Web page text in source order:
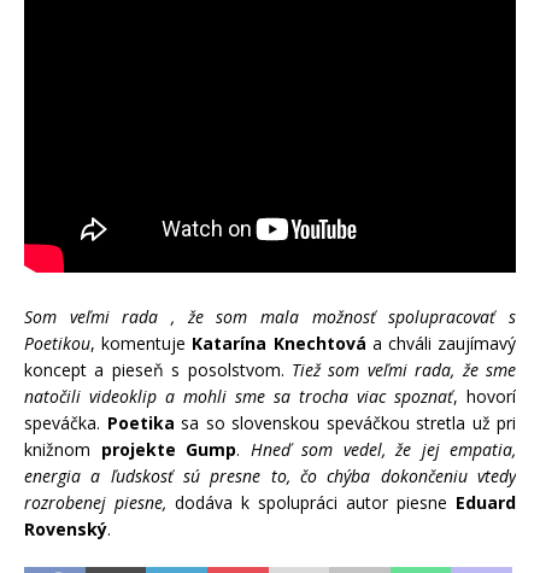
Som veľmi rada , že som mala možnosť spolupracovať s
Poetikou, komentuje Katarína Knechtová a chváli zaujímavý
koncept a pieseň s posolstvom. Tiež som veľmi rada, že sme
natočili videoklip a mohli sme sa trocha viac spoznať, hovorí
speváčka. Poetika sa so slovenskou speváčkou stretla už pri
knižnom projekte Gump. Hneď som vedel, že jej empatia,
energia a ľudskosť sú presne to, čo chýba dokončeniu vtedy
rozrobenej piesne, dodáva k spolupráci autor piesne Eduard
Rovenský.